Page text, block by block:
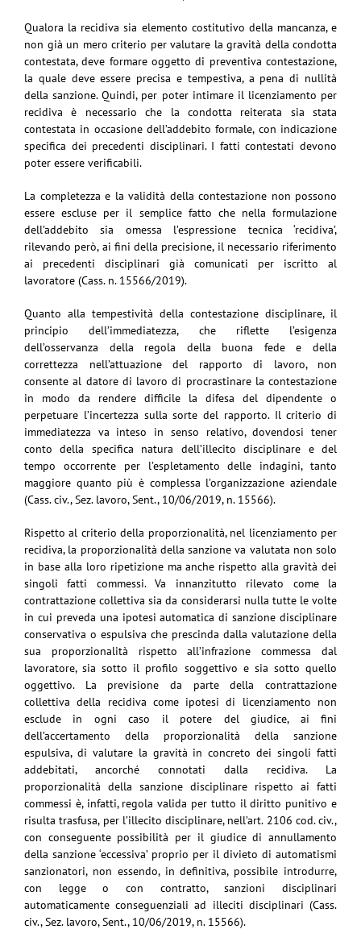
Qualora la recidiva sia elemento costitutivo della mancanza, e
non già un mero criterio per valutare la gravità della condotta
contestata, deve formare oggetto di preventiva contestazione,
la quale deve essere precisa e tempestiva, a pena di nullità
della sanzione. Quindi, per poter intimare il licenziamento per
recidiva è necessario che la condotta reiterata sia stata
contestata in occasione dell’addebito formale, con indicazione
specifica dei precedenti disciplinari. I fatti contestati devono
poter essere verificabili.
La completezza e la validità della contestazione non possono
essere escluse per il semplice fatto che nella formulazione
dell’addebito sia omessa l’espressione tecnica ‘recidiva’,
rilevando però, ai fini della precisione, il necessario riferimento
ai precedenti disciplinari già comunicati per iscritto al
lavoratore (Cass. n. 15566/2019).
Quanto alla tempestività della contestazione disciplinare, il
principio dell’immediatezza, che riflette l’esigenza
dell’osservanza della regola della buona fede e della
correttezza nell’attuazione del rapporto di lavoro, non
consente al datore di lavoro di procrastinare la contestazione
in modo da rendere difficile la difesa del dipendente o
perpetuare l’incertezza sulla sorte del rapporto. Il criterio di
immediatezza va inteso in senso relativo, dovendosi tener
conto della specifica natura dell’illecito disciplinare e del
tempo occorrente per l’espletamento delle indagini, tanto
maggiore quanto più è complessa l’organizzazione aziendale
(Cass. civ., Sez. lavoro, Sent., 10/06/2019, n. 15566).
Rispetto al criterio della proporzionalità, nel licenziamento per
recidiva, la proporzionalità della sanzione va valutata non solo
in base alla loro ripetizione ma anche rispetto alla gravità dei
singoli fatti commessi. Va innanzitutto rilevato come la
contrattazione collettiva sia da considerarsi nulla tutte le volte
in cui preveda una ipotesi automatica di sanzione disciplinare
conservativa o espulsiva che prescinda dalla valutazione della
sua proporzionalità rispetto all’infrazione commessa dal
lavoratore, sia sotto il profilo soggettivo e sia sotto quello
oggettivo. La previsione da parte della contrattazione
collettiva della recidiva come ipotesi di licenziamento non
esclude in ogni caso il potere del giudice, ai fini
dell’accertamento della proporzionalità della sanzione
espulsiva, di valutare la gravità in concreto dei singoli fatti
addebitati, ancorché connotati dalla recidiva. La
proporzionalità della sanzione disciplinare rispetto ai fatti
commessi è, infatti, regola valida per tutto il diritto punitivo e
risulta trasfusa, per l’illecito disciplinare, nell’art. 2106 cod. civ.,
con conseguente possibilità per il giudice di annullamento
della sanzione ‘eccessiva’ proprio per il divieto di automatismi
sanzionatori, non essendo, in definitiva, possibile introdurre,
con legge o con contratto, sanzioni disciplinari
automaticamente conseguenziali ad illeciti disciplinari (Cass.
civ., Sez. lavoro, Sent., 10/06/2019, n. 15566).